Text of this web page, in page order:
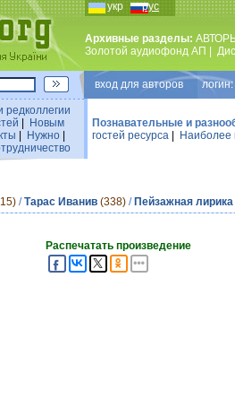
укр рус
Архивные разделы:
Золотой аудиофонд АП
вход для авторов логин:
редколлегии
Новым
Нужно|
Познавательные и
гостей ресурса
Наиболее
/Тарас Иванив (338) / Пейзажная лирика
Распечатать произведение